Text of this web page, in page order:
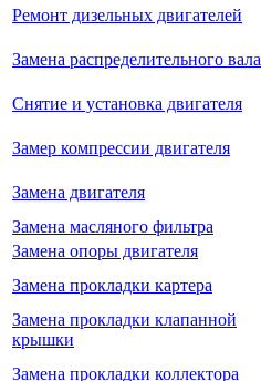
Ремонт дизельных двигателей
Замена распределительного вала
Снятие и установка двигателя
Замер компрессии двигателя
Замена двигателя
Замена масляного фильтра
Замена опоры двигателя
Замена прокладки картера
Замена прокладки клапанной
крышки
Замена прокладки коллектора